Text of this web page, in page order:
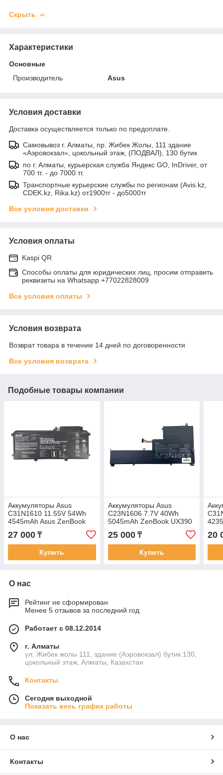
Скрыть
Характеристики
Основные
Производитель
Asus
Условия доставки
Доставка осуществляется только по предоплате.
Самовывоз г. Алматы, пр. Жибек Жолы, 111 здание
«Аэровокзал», цокольный этаж, (ПОДВАЛ), 130 бутик
по г. Алматы, курьерская служба Яндекс GO, InDriver, от
700 тг. - до 7000 тг.
Транспортные курьерские службы по регионам (Avis.kz,
CDEK.kz, Rika.kz) от1900тг - до5000тг
Все условия доставки
Условия оплаты
Kaspi QR
Способы оплаты для юридических лиц, просим отправить
реквизиты на Whatsapp +77022828009
Все условия оплаты
Условия возврата
Возврат товара в течение 14 дней по договоренности
Все условия возврата
Подобные товары компании
Аккумуляторы Asus
C31N1610 11.55V 54Wh
4545mAh Asus ZenBook
UX330 батарея
аккумулятор original
27 000 ₸
Купить
Аккумуляторы Asus
C23N1606 7.7V 40Wh
5045mAh ZenBook UX390
батарея аккумулятор
ORIGINAL
25 000₸
Купить
20
О нас
Рейтинг не сформирован
Менее 5 отзывов за последний год
Работает с 08.12.2014
г. Алматы
ул. Жибек жолы 111, здание (Аэровокзал) бутик 130,
цокольный этаж, Алматы, Казахстан
Контакты
Сегодня выходной
Показать весь график работы
О нас
Контакты